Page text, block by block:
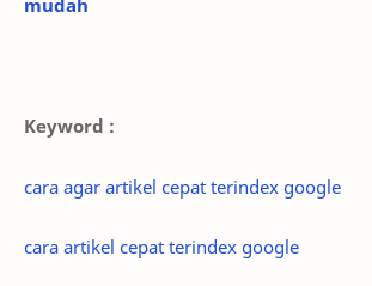
mudah
Keyword :
cara agar artikel cepat terindex google
cara artikel cepat terindex google